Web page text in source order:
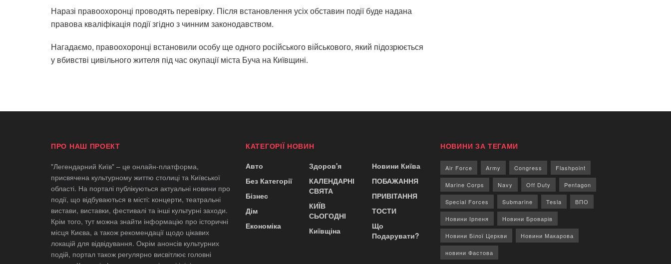
Наразі правоохоронці проводять перевірку. Після встановлення усіх обставин події буде надана
правова кваліфікація події згідно з чинним законодавством.
Нагадаємо, правоохоронці встановили особу ще одного російського військового, який підозрюється
у вбивстві цивільного жителя під час окупації міста Буча на Київщині.
ПРО НАШ ПРОЕКТ
"Легендарний Київ" – це онлайн-платформа,
присвячена культурному життю столиці та Київської
області. На порталі публікуються актуальні новини про
події, що відбуваються в місті: концерти, театральні
вистави, виставки, фестивалі та інші культурні заходи.
Крім того, тут можна знайти інформацію про історичні
місця Києва, а також рекомендації щодо цікавих
локацій для відвідування. Окрім анонсів культурних
подій, портал також регулярно висвітлює головні
КАТЕГОРІЇ НОВИН
Авто
Без Категорії
Бізнес
Дім
Економіка
Здоров'я
КАЛЕНДАРНІ
СВЯТА
КИЇВ
СЬОГОДНІ
Київщіна
Новини Київа
ПОБАЖАННЯ
ПРИВІТАННЯ
ТОСТИ
Що
Подарувати?
НОВИНИ ЗА ТЕГАМИ
Air Force Army Congress Flashpoint
Marine Corps Navy Off Duty Pentagon
Special Forces Submarine Tesla ВПО
Новини Ірпеня Новини Броварів
Новини Білої Церкви Новини Макарова
новини Фастова